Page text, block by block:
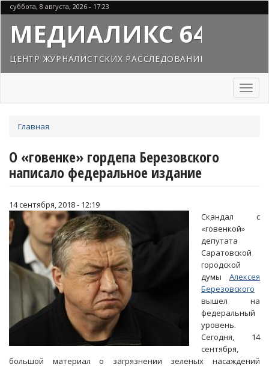
Перейти
к
основному
содержанию
суббота, 8 августа, 2026 - 17:23
МЕДИАЛИКС 64
ЦЕНТР ЖУРНАЛИСТСКИХ РАССЛЕДОВАНИЙ
Toggle
здесь
Главная
О «говенке» гордепа Березовского
написало федеральное издание
14 сентября, 2018 - 12:19
Скандал с
«говенкой»
депутата
Саратовской
городской
думы Алексея
Березовского
вышел на
федеральный
уровень.
Сегодня, 14
сентября,
большой материал о загрязнении зеленых насаждений